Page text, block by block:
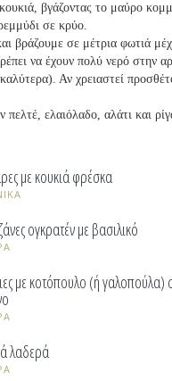
βγάζοντας το μαύρο
σε κρύο.
βράζουμε σε μέτρια φωτιά
να έχουν πολύ νερό στην
Αν χρειαστεί
ελαιόλαδο, αλάτι και
με κουκιά φρέσκα
ογκρατέν με βασιλικό
με κοτόπουλο (ή γαλοπούλα)
λαδερά